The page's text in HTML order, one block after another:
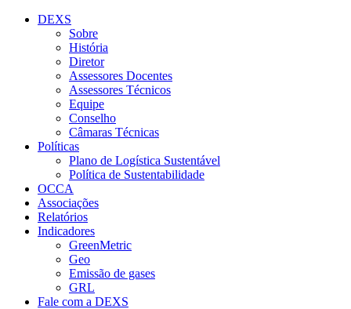
Conteúdo principal
DEXS
Sobre
História
Diretor
Assessores Docentes
Assessores Técnicos
Equipe
Conselho
Câmaras Técnicas
Políticas
Plano de Logística Sustentável
Política de Sustentabilidade
OCCA
Associações
Relatórios
Indicadores
GreenMetric
Geo
Emissão de gases
GRL
Fale com a DEXS